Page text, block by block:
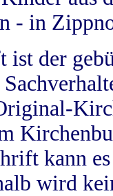
- in
ist der
kann
wird